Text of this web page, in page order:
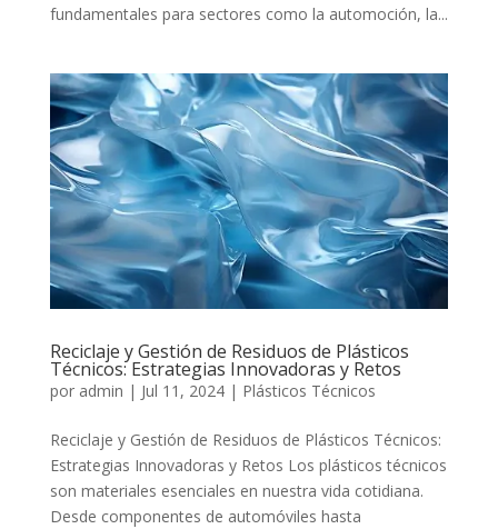
fundamentales para sectores como la automoción, la...
Reciclaje y Gestión de Residuos de Plásticos
Técnicos: Estrategias Innovadoras y Retos
por admin | Jul 11, 2024| Plásticos Técnicos
Reciclaje y Gestión de Residuos de Plásticos Técnicos:
Estrategias Innovadoras y Retos Los plásticos técnicos
son materiales esenciales en nuestra vida cotidiana.
Desde componentes de automóviles hasta